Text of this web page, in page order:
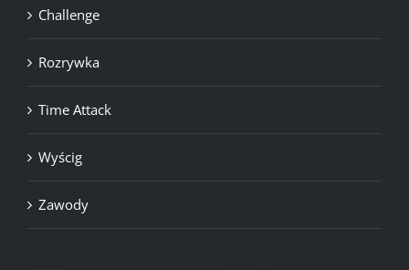
Challenge
Rozrywka
Time Attack
Wyścig
Zawody